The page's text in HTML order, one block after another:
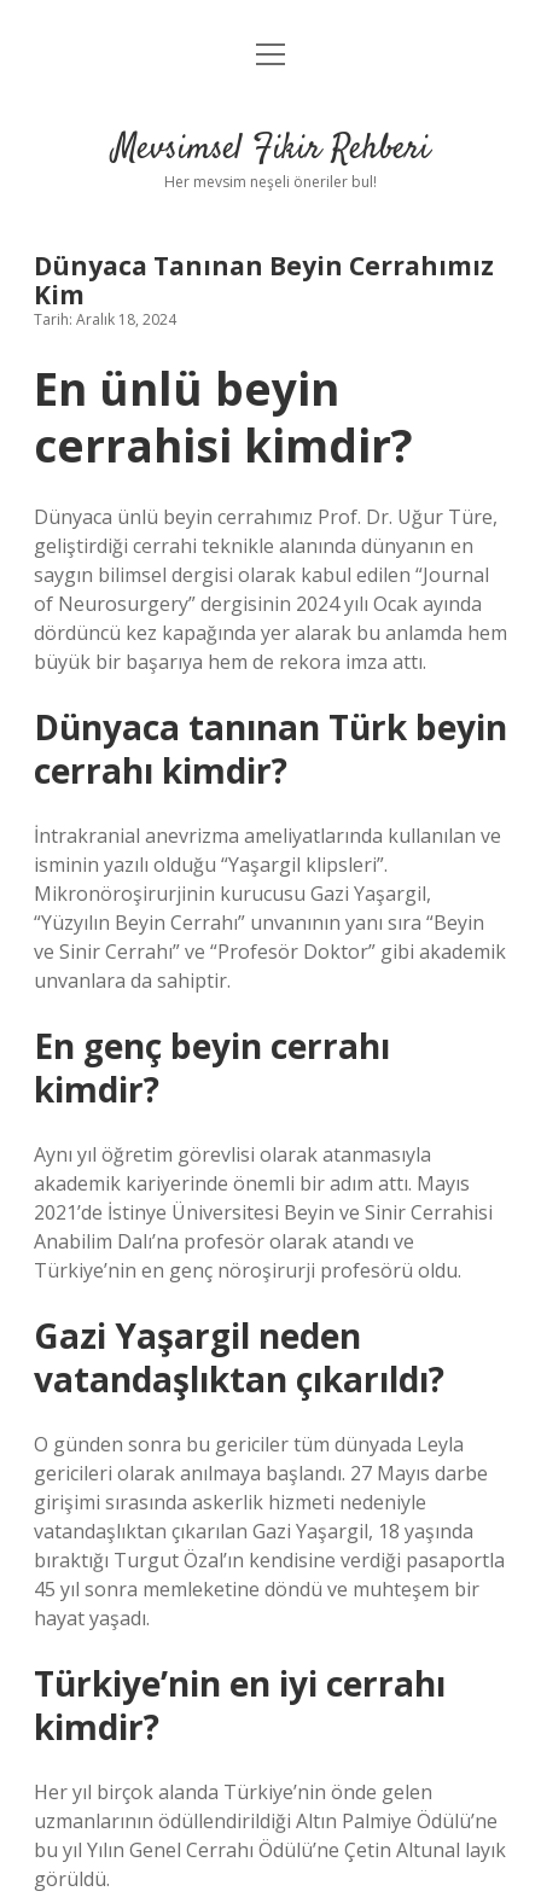
Anasayfa
Yasal Uyarı
menüyü
Mevsimsel Fikir Rehberi
Her mevsim neşeli öneriler bul!
Dünyaca Tanınan Beyin Cerrahımız
Kim
Tarih: Aralık 18, 2024
En ünlü beyin
cerrahisi kimdir?
Dünyaca ünlü beyin cerrahımız Prof. Dr. Uğur Türe,
geliştirdiği cerrahi teknikle alanında dünyanın en
saygın bilimsel dergisi olarak kabul edilen “Journal
of Neurosurgery” dergisinin 2024 yılı Ocak ayında
dördüncü kez kapağında yer alarak bu anlamda hem
büyük bir başarıya hem de rekora imza attı.
Dünyaca tanınan Türk beyin
cerrahı kimdir?
İntrakranial anevrizma ameliyatlarında kullanılan ve
isminin yazılı olduğu “Yaşargil klipsleri”.
Mikronöroşirurjinin kurucusu Gazi Yaşargil,
“Yüzyılın Beyin Cerrahı” unvanının yanı sıra “Beyin
ve Sinir Cerrahı” ve “Profesör Doktor” gibi akademik
unvanlara da sahiptir.
En genç beyin cerrahı
kimdir?
Aynı yıl öğretim görevlisi olarak atanmasıyla
akademik kariyerinde önemli bir adım attı. Mayıs
2021’de İstinye Üniversitesi Beyin ve Sinir Cerrahisi
Anabilim Dalı’na profesör olarak atandı ve
Türkiye’nin en genç nöroşirurji profesörü oldu.
Gazi Yaşargil neden
vatandaşlıktan çıkarıldı?
O günden sonra bu gericiler tüm dünyada Leyla
gericileri olarak anılmaya başlandı. 27 Mayıs darbe
girişimi sırasında askerlik hizmeti nedeniyle
vatandaşlıktan çıkarılan Gazi Yaşargil, 18 yaşında
bıraktığı Turgut Özal’ın kendisine verdiği pasaportla
45 yıl sonra memleketine döndü ve muhteşem bir
hayat yaşadı.
Türkiye’nin en iyi cerrahı
kimdir?
Her yıl birçok alanda Türkiye’nin önde gelen
uzmanlarının ödüllendirildiği Altın Palmiye Ödülü’ne
bu yıl Yılın Genel Cerrahı Ödülü’ne Çetin Altunal layık
görüldü.